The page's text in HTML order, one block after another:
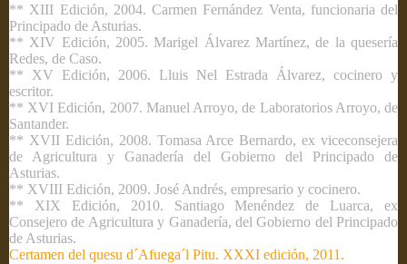
** XIII Edición, 2004. Carmen Fernández Venta, funcionaria del
Principado de Asturias.
** XIV Edición, 2005. Marigel Álvarez Martínez, de la quesería
Redes, de Caso.
** XV Edición, 2006. Lluis Nel Estrada Álvarez, cocinero y
escritor.
** XVI Edición, 2007. Manuel Arroyo, de Laboratorios Arroyo, de
Santander.
** XVII Edición, 2008. Tomasa Arce Bernardo, ex viceconsejera
de Agricultura y Ganadería del Gobierno del Principado de
Asturias.
** XVIII Edición, 2009. José Andrés, empresario y cocinero.
** XIX Edición, 2010. Santiago Menéndez de Luarca, ex
Consejero de Agricultura y Ganadería, del Gobierno del Principado
de Asturias.
Certamen del quesu d´Afuega´l Pitu. XXXI edición, 2011.